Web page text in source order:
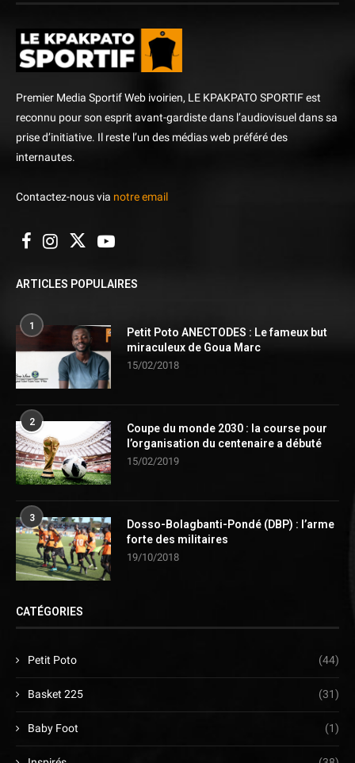
Premier Media Sportif Web ivoirien, LE KPAKPATO SPORTIF est
reconnu pour son esprit avant-gardiste dans l’audiovisuel dans sa
prise d’initiative. Il reste l’un des médias web préféré des
internautes.
Contactez-nous via notre email
ARTICLES POPULAIRES
1
Petit Poto ANECTODES : Le fameux but
miraculeux de Goua Marc
15/02/2018
2
Coupe du monde 2030 : la course pour
l’organisation du centenaire a débuté
15/02/2019
3
Dosso-Bolagbanti-Pondé (DBP) : l’arme
forte des militaires
19/10/2018
CATÉGORIES
Petit Poto (44)
Basket 225 (31)
Baby Foot (1)